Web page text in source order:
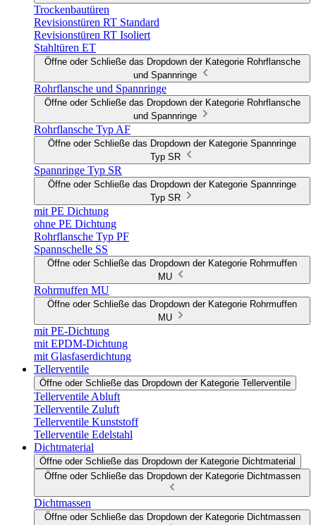
Trockenbautüren
Revisionstüren RT Standard
Revisionstüren RT Isoliert
Stahltüren ET
Öffne oder Schließe das Dropdown der Kategorie Rohrflansche
und Spannringe
Rohrflansche und Spannringe
Öffne oder Schließe das Dropdown der Kategorie Rohrflansche
und Spannringe
Rohrflansche Typ AF
Öffne oder Schließe das Dropdown der Kategorie Spannringe
Typ SR
Spannringe Typ SR
Öffne oder Schließe das Dropdown der Kategorie Spannringe
Typ SR
mit PE Dichtung
ohne PE Dichtung
Rohrflansche Typ PF
Spannschelle SS
Öffne oder Schließe das Dropdown der Kategorie Rohrmuffen
MU
Rohrmuffen MU
Öffne oder Schließe das Dropdown der Kategorie Rohrmuffen
MU
mit PE-Dichtung
mit EPDM-Dichtung
mit Glasfaserdichtung
Tellerventile
Öffne oder Schließe das Dropdown der Kategorie Tellerventile
Tellerventile Abluft
Tellerventile Zuluft
Tellerventile Kunststoff
Tellerventile Edelstahl
Dichtmaterial
Öffne oder Schließe das Dropdown der Kategorie Dichtmaterial
Öffne oder Schließe das Dropdown der Kategorie Dichtmassen
Dichtmassen
Öffne oder Schließe das Dropdown der Kategorie Dichtmassen